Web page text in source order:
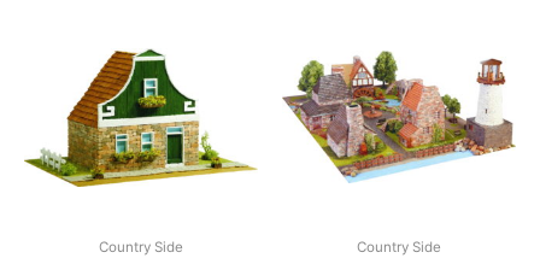
Country Side Country Side